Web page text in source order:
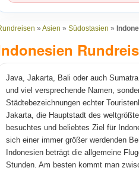
» Asien » Südostasien »
Java, Jakarta, Bali oder auch
und viel versprechende Namen,
Städtebezeichnungen echter
Jakarta, die Hauptstadt des
besuchtes und beliebtes Ziel für
sich einer immer größer werdenden
Indonesien beträgt die allgemeine
Stunden. Am besten kommt man